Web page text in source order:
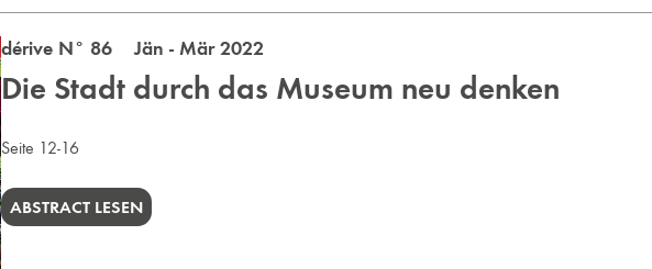
dérive N° 86 Jän - Mär 2022
Die Stadt durch das Museum neu denken
Seite 12-16
ABSTRACT LESEN